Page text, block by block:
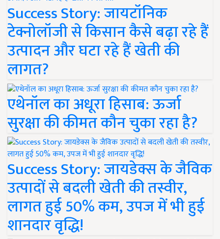
Success Story: जायटॉनिक
टेक्नोलॉजी से किसान कैसे बढ़ा रहे हैं
उत्पादन और घटा रहे हैं खेती की
लागत?
एथेनॉल का अधूरा हिसाब: ऊर्जा
सुरक्षा की कीमत कौन चुका रहा है?
Success Story: जायडेक्स के जैविक
उत्पादों से बदली खेती की तस्वीर,
लागत हुई 50% कम, उपज में भी हुई
शानदार वृद्धि!